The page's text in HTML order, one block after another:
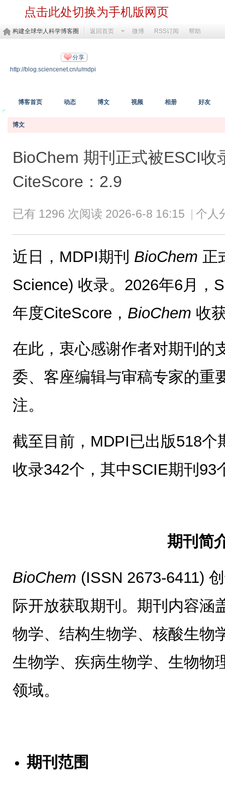
点击此处切换为手机版网页
构建全球华人科学博客圈 返回首页 微博 RSS订阅 帮助
分享
http://blog.sciencenet.cn/u/mdpi
博客首页 动态 博文 视频 相册 好友
博文
BioChem 期刊正式被ESCI收
CiteScore：2.9
已有 1296 次阅读 2026-6-8 16:15 个人
近日，MDPI期刊 BioChem 正
Science) 收录。2026年6月，
年度CiteScore， BioChem 收
在此，衷心感谢作者对期刊的
委、客座编辑与审稿专家的重
注。
截至目前，MDPI已出版518个
收录342个，其中SCIE期刊93
期刊简
BioChem (ISSN 2673-6411)
际开放获取期刊。期刊内容涵
物学、结构生物学、核酸生物
生物学、疾病生物学、生物物
领域。
期刊范围